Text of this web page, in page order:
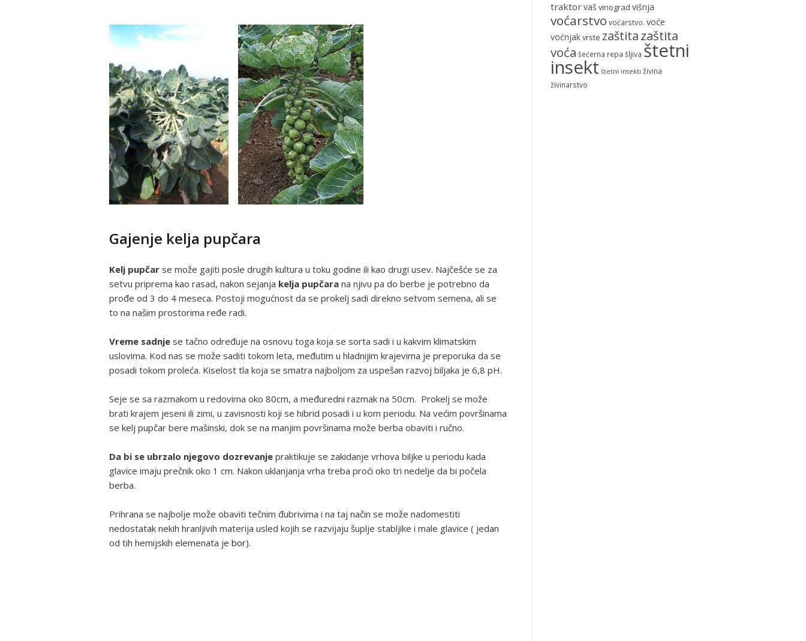
Gajenje kelja pupčara
Kelj pupčar se može gajiti posle drugih kultura u toku godine ili kao drugi usev. Najčešće se za
setvu priprema kao rasad, nakon sejanja kelja pupčara na njivu pa do berbe je potrebno da
prođe od 3 do 4 meseca. Postoji mogućnost da se prokelj sadi direkno setvom semena, ali se
to na našim prostorima ređe radi.
Vreme sadnje se tačno određuje na osnovu toga koja se sorta sadi i u kakvim klimatskim
uslovima. Kod nas se može saditi tokom leta, međutim u hladnijim krajevima je preporuka da se
posadi tokom proleća. Kiselost tla koja se smatra najboljom za uspešan razvoj biljaka je 6,8 pH.
Seje se sa razmakom u redovima oko 80cm, a međuredni razmak na 50cm. Prokelj se može
brati krajem jeseni ili zimi, u zavisnosti koji se hibrid posadi i u kom periodu. Na većim površinama
se kelj pupčar bere mašinski, dok se na manjim površinama može berba obaviti i ručno.
Da bi se ubrzalo njegovo dozrevanje praktikuje se zakidanje vrhova biljke u periodu kada
glavice imaju prečnik oko 1 cm. Nakon uklanjanja vrha treba proći oko tri nedelje da bi počela
berba.
Prihrana se najbolje može obaviti tečnim đubrivima i na taj način se može nadomestiti
nedostatak nekih hranljivih materija usled kojih se razvijaju šuplje stabljike i male glavice ( jedan
od tih hemijskih elemenata je bor).
traktorvaš vinograd višnja
voćarstvo voćarstvo. voće
voćnjakvrste zaštitazaštita
voća šećerna repa šljiva štetni
insekt štetni insekti živina
živinarstvo